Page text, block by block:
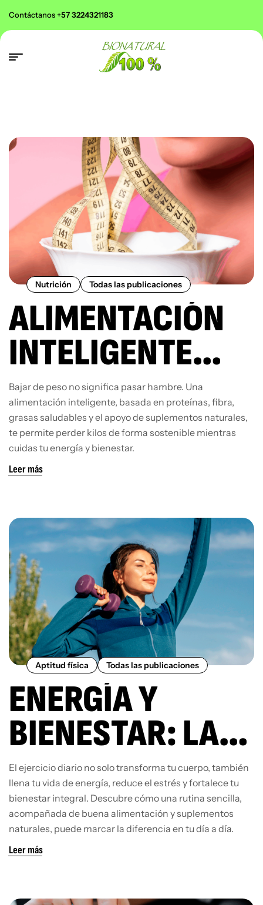
Contáctanos+57 3224321183
Nutrición Todas las publicaciones
ALIMENTACIÓN
INTELIGENTE
PARA PERDER
PESO SIN PASAR
HAMBRE
Bajar de peso no significa pasar hambre. Una
alimentación inteligente, basada en proteínas, fibra,
grasas saludables y el apoyo de suplementos naturales,
te permite perder kilos de forma sostenible mientras
cuidas tu energía y bienestar.
Leer más
Aptitud física Todas las publicaciones
ENERGÍA Y
BIENESTAR: LA
IMPORTANCIA
DEL EJERCICIO
DIARIO
El ejercicio diario no solo transforma tu cuerpo, también
llena tu vida de energía, reduce el estrés y fortalece tu
bienestar integral. Descubre cómo una rutina sencilla,
acompañada de buena alimentación y suplementos
naturales, puede marcar la diferencia en tu día a día.
Leer más